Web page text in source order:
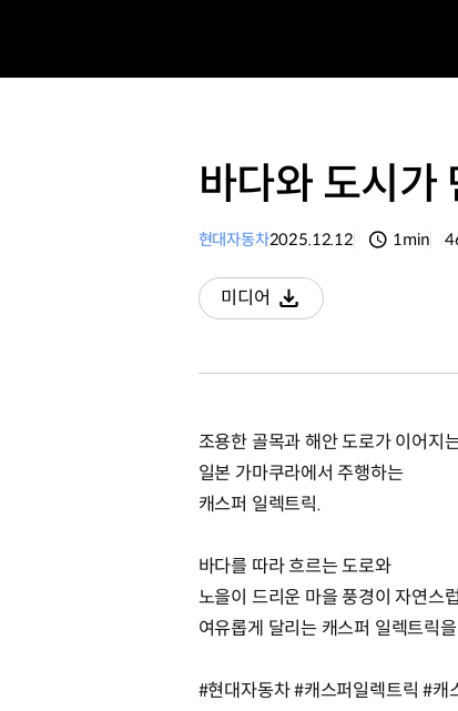
바다와 도시가
현대자동차2025.12.12 1min
미디어
다운로드
조용한 골목과 해안 도로가 이어지
일본 가마쿠라에서 주행하는
캐스퍼 일렉트릭.
바다를 따라 흐르는 도로와
노을이 드리운 마을 풍경이 자연스
여유롭게 달리는 캐스퍼 일렉트릭
#현대자동차 #캐스퍼일렉트릭 #